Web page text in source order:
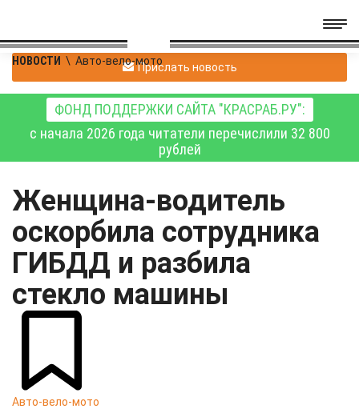
НОВОСТИ \ Авто-вело-мотоПрислать новость
ФОНД ПОДДЕРЖКИ САЙТА "КРАСРАБ.РУ":
с начала 2026 года читатели перечислили 32 800
рублей
Женщина-водитель
оскорбила сотрудника
ГИБДД и разбила
стекло машины
Авто-вело-мото